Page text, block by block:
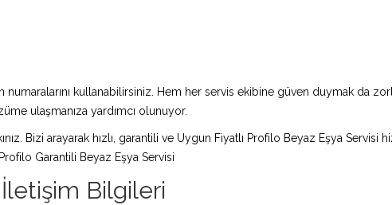
kullanabilirsiniz. Hem her servis ekibine güven duymak da
ulaşmanıza yardımcı olunuyor.
Bizi arayarak hızlı, garantili ve Uygun Fiyatlı Profilo Beyaz Eşya Servisi
Garantili Beyaz Eşya Servisi
Bilgileri